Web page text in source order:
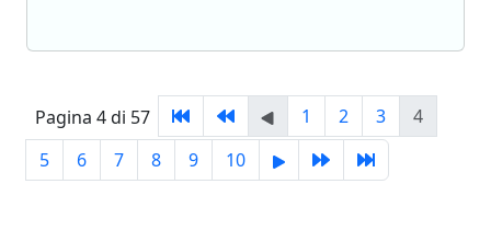
Pagina 4 di 57 1 2 3
4
5
6 7 8 9 10